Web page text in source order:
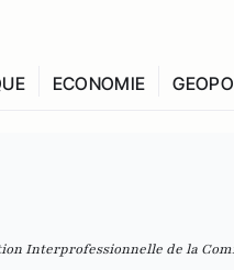
ECONOMIE
Interprofessionnelle de la